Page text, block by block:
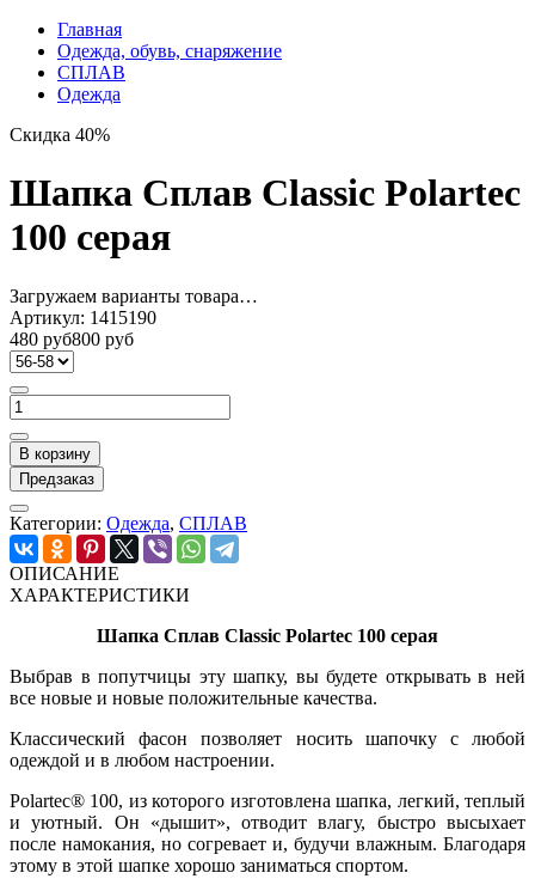
Главная
Одежда, обувь, снаряжение
СПЛАВ
Одежда
Скидка 40%
Шапка Сплав Classic Polartec
100 серая
Загружаем варианты товара…
Артикул: 1415190
480 руб800 руб
В корзину
Предзаказ
Категории: Одежда, СПЛАВ
ОПИСАНИЕ
ХАРАКТЕРИСТИКИ
Шапка Сплав Classic Polartec 100 серая
Выбрав в попутчицы эту шапку, вы будете открывать в ней
все новые и новые положительные качества.
Классический фасон позволяет носить шапочку с любой
одеждой и в любом настроении.
Polartec® 100, из которого изготовлена шапка, легкий, теплый
и уютный. Он «дышит», отводит влагу, быстро высыхает
после намокания, но согревает и, будучи влажным. Благодаря
этому в этой шапке хорошо заниматься спортом.